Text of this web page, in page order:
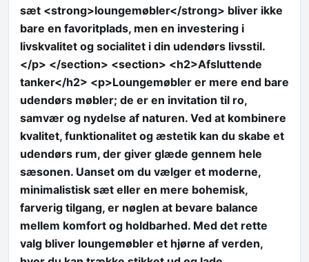
sæt <strong>loungemøbler</strong> bliver ikke
bare en favoritplads, men en investering i
livskvalitet og socialitet i din udendørs livsstil.
</p> </section> <section> <h2>Afsluttende
tanker</h2> <p>Loungemøbler er mere end bare
udendørs møbler; de er en invitation til ro,
samvær og nydelse af naturen. Ved at kombinere
kvalitet, funktionalitet og æstetik kan du skabe et
udendørs rum, der giver glæde gennem hele
sæsonen. Uanset om du vælger et moderne,
minimalistisk sæt eller en mere bohemisk,
farverig tilgang, er nøglen at bevare balance
mellem komfort og holdbarhed. Med det rette
valg bliver loungemøbler et hjørne af verden,